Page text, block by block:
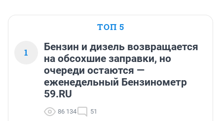
ТОП 5
1
Бензин и дизель возвращается
на обсохшие заправки, но
очереди остаются —
еженедельный Бензинометр
59.RU
86 134 51